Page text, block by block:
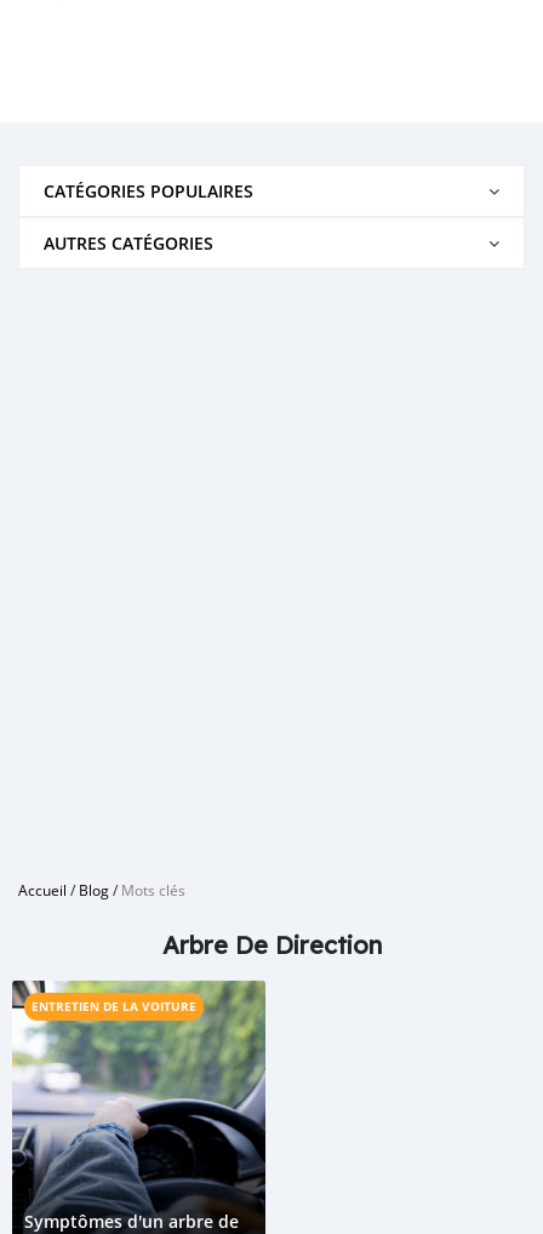
CATÉGORIES POPULAIRES
AUTRES CATÉGORIES
Accueil /Blog/Mots clés
Arbre De Direction
ENTRETIEN DE LA VOITURE
Symptômes d'un arbre de